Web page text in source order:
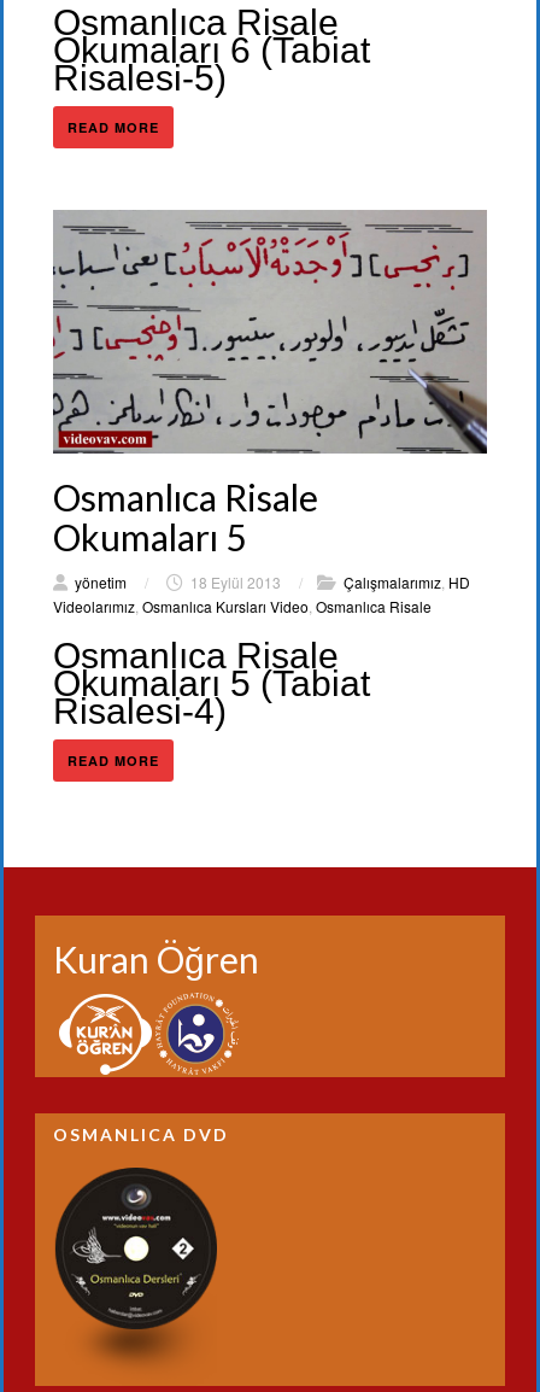
Osmanlıca Risale
Okumaları 6 (Tabiat
Risalesi-5)
READ MORE
Osmanlıca Risale
Okumaları 5
yönetim / 18 Eylül 2013 / Çalışmalarımız HD
Videolarımız Osmanlıca Kursları Video Osmanlıca Risale
Osmanlıca Risale
Okumaları 5 (Tabiat
Risalesi-4)
READ MORE
Kuran Öğren
OSMANLICA DVD